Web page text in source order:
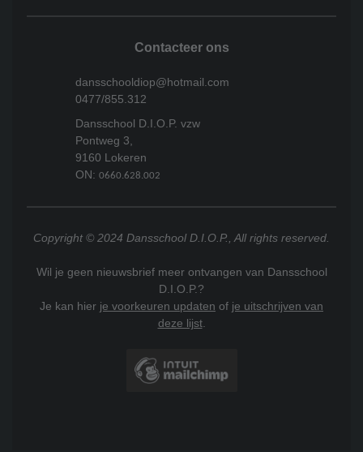
Contacteer ons
dansschooldiop@hotmail.com
0477/855.312
Dansschool D.I.O.P. vzw
Pontweg 3,
9160 Lokeren
ON: 0660.628.002
Copyright © 2024 Dansschool D.I.O.P., All rights reserved.
Wil je geen nieuwsbrief meer ontvangen van Dansschool
D.I.O.P.?
Je kan hier je voorkeuren updaten of je uitschrijven van
deze lijst.